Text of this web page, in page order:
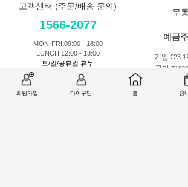
회원가입 마이꾸밈 홈 장
고객센터 (주문/배송 문의)
1566-2077
MON-FRI 09:00 - 18:00
LUNCH 12:00 - 13:00
토/일/공휴일 휴무
무
예금
기업 223-
국민
301-